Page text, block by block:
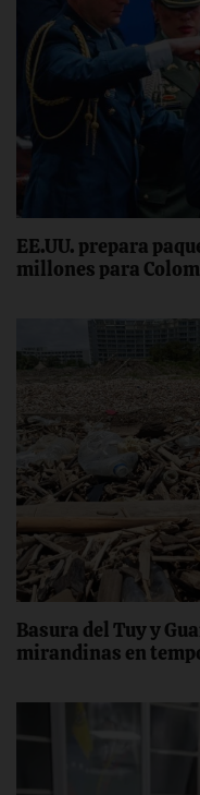
EE.UU. prepara
millones para
Basura del Tuy y
mirandinas en